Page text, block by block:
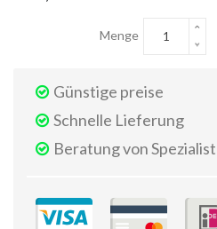
Menge
Günstige preise
Schnelle Lieferung
Beratung von